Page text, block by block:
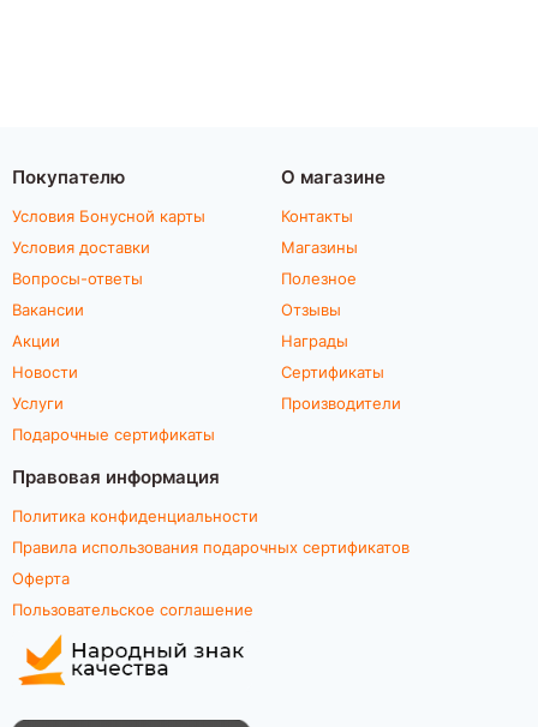
Покупателю
Условия Бонусной карты
Условия доставки
Вопросы-ответы
Вакансии
Акции
Новости
Услуги
Подарочные сертификаты
О магазине
Контакты
Магазины
Полезное
Отзывы
Награды
Сертификаты
Производители
Правовая информация
Политика конфиденциальности
Правила использования подарочных сертификатов
Оферта
Пользовательское соглашение